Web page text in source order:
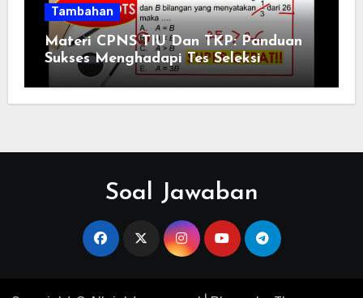
Tambahan
Materi CPNS TIU Dan TKP: Panduan
Sukses Menghadapi Tes Seleksi
Soal Jawaban